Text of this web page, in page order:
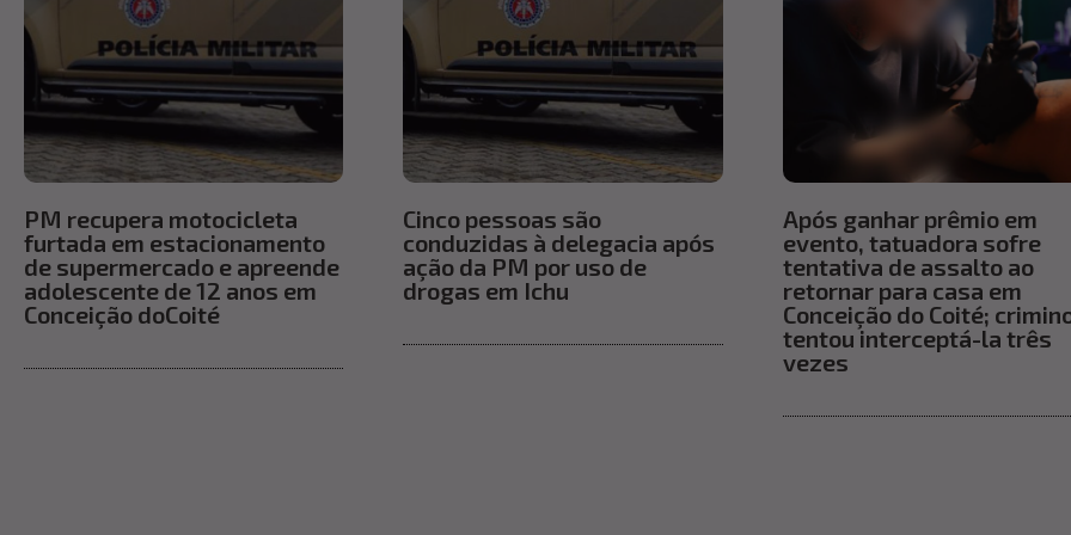
PM recupera motocicleta
furtada em estacionamento
de supermercado e apreende
adolescente de 12 anos em
Conceição doCoité
Cinco pessoas são
conduzidas à delegacia após
ação da PM por uso de
drogas em Ichu
Após ganhar prêmio em
evento, tatuadora sofre
tentativa de assalto ao
retornar para casa em
Conceição do Coité;
tentou interceptá-la três
vezes